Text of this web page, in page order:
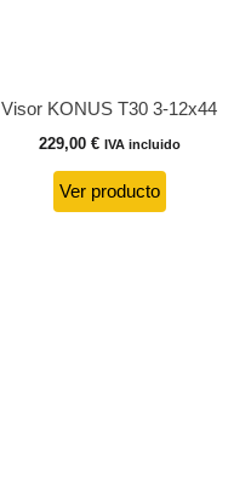
Visor KONUS T30 3-12x44
229,00 € IVA incluido
Ver producto